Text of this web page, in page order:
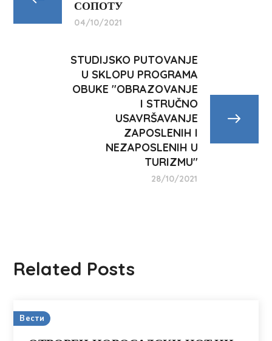
СОПОТУ
04/10/2021
STUDIJSKO PUTOVANJE
U SKLOPU PROGRAMA
OBUKE ''OBRAZOVANJE
I STRUČNO
USAVRŠAVANJE
ZAPOSLENIH I
NEZAPOSLENIH U
TURIZMU''
28/10/2021
Related Posts
Вести